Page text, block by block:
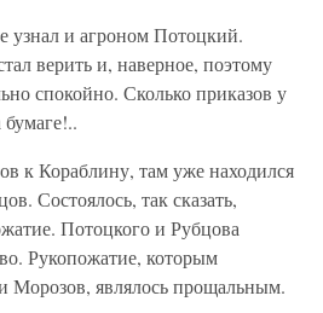
узнал и агроном Потоцкий.
верить и, наверное, поэтому
спокойно. Сколько приказов у
бумаге!..
к Кораблину, там уже находился
Состоялось, так сказать,
Потоцкого и Рубцова
Рукопожатие, которым
Морозов, являлось прощальным.